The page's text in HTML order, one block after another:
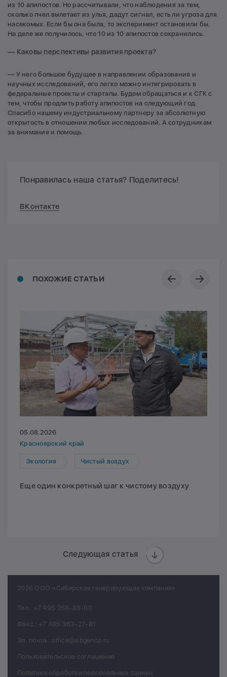
из 10 апипостов. Но рассчитывали, что наблюдения за тем,
сколько пчел вылетает из улья, дадут сигнал, есть ли угроза для
насекомых. Если бы она была, то эксперимент остановили бы.
На деле же получилось, что 10 из 10 апипостов сохранились.
— Каковы перспективы развития проекта?
— У него большое будущее в направлении образования и
научных исследований, его легко можно интегрировать в
федеральные проекты и стартапы. Будем обращаться и к СГК с
тем, чтобы продлить работу апипостов на следующий год.
Спасибо нашему индустриальному партнеру за абсолютную
открытость в отношении любых исследований. А сотрудникам
за внимание и помощь.
Понравилась наша статья? Поделитесь!
ВКонтакте
ПОХОЖИЕ СТАТЬИ
05.08.2026
Красноярский край
Экология Чистый воздух
Еще один конкретный шаг к чистому воздуху
Следующая статья
2026 ООО «Сибирская генерирующая компания»
Тел.: +7 495 258-83-00
Факс.: +7 495 363-27-81
Эл. почта.: office@sibgenco.ru
Пользовательское соглашение
Политика обработки персональных данных